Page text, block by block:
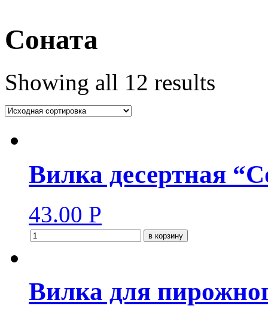
Соната
Showing all 12 results
Вилка десертная
43.00 Р
в корзину
Вилка для